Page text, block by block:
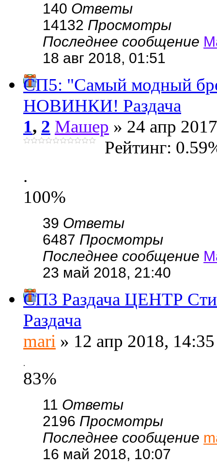
140 Ответы
14132 Просмотры
Последнее сообщение
18 авг 2018, 01:51
СП5: "Самый модный
НОВИНКИ! Раздача
1, 2 Машер » 24 апр
Рейтинг:
.
100%
39 Ответы
6487 Просмотры
Последнее сообщение
23 май 2018, 21:40
СП3 Раздача ЦЕНТР
Раздача
mari » 12 апр 2018, 14:35
.
83%
11 Ответы
2196 Просмотры
Последнее сообщение
16 май 2018, 10:07